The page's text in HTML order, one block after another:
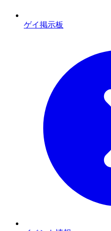
ゲイ掲示板